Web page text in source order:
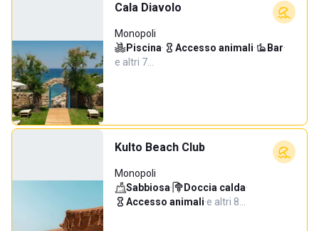
Cala Diavolo
Monopoli
Piscina· Accesso animali· Bar·
e altri 7…
Kulto Beach Club
Monopoli
Sabbiosa· Doccia calda·
Accesso animali·e altri 8…